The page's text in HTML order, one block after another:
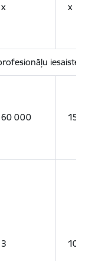
x x
iesaiste
60 000
3 10